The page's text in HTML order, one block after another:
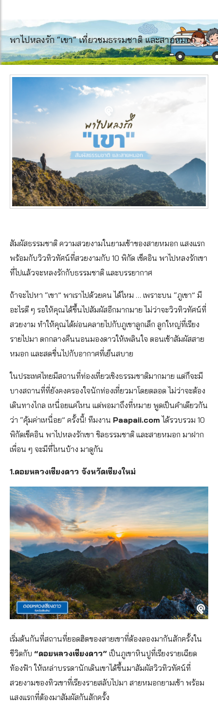
พาไปหลงรัก “เขา” เที่ยวชมธรรมชาติ และสายหมอก
สัมผัสธรรมชาติ ความสวยงามในยามเช้าของสายหมอก แสงแรก
พร้อมกับวิวทิวทัศน์ที่สวยงามกับ 10 พิกัด เช็คอิน พาไปหลงรักเขา
ที่ไปแล้วจะหลงรักกับธรรมชาติ และบรรยากาศ
ถ้าจะไปหา “เขา” พาเราไปด้วยคน ได้ไหม … เพราะบน “ภูเขา” มี
อะไรดี ๆ รอให้คุณได้ขึ้นไปสัมผัสอีกมากมาย ไม่ว่าจะวิวทิวทัศน์ที่
สวยงาม ทำให้คุณได้ผ่อนคลายไปกับภูเขาลูกเล็ก ลูกใหญ่ที่เรียง
รายไปมา ตกกลางคืนนอนมองดาวให้เพลินใจ ตอนเช้าสัมผัสสาย
หมอก และสดชื่นไปกับอากาศที่เย็นสบาย
ในประเทศไทยมีสถานที่ท่องเที่ยวเชิงธรรมชาติมากมาย แต่ก็จะมี
บางสถานที่ที่ยังคงครองใจนักท่องเที่ยวมาโดยตลอด ไม่ว่าจะต้อง
เดินทางไกล เหนื่อยแค่ไหน แต่พอมาถึงที่หมาย พูดเป็นคำเดียวกัน
ว่า “คุ้มค่าเหนื่อย” ครั้งนี้! ทีมงาน Paapaii.com ได้รวบรวม 10
พิกัดเช็คอิน พาไปหลงรักเขา ชิลธรรมชาติ และสายหมอก มาฝาก
เพื่อน ๆ จะมีที่ไหนบ้าง มาดูกัน
1.ดอยหลวงเชียงดาว จังหวัดเชียงใหม่
เริ่มต้นกันที่สถานที่ยอดฮิตของสายเขาที่ต้องลองมากันสักครั้งใน
ชีวิตกับ “ดอยหลวงเชียงดาว” เป็นภูเขาหินปูที่เรียงรายเฉียด
ท้องฟ้า ให้เหล่าบรรดานักเดินเขาได้ขึ้นมาสัมผัสวิวทิวทัศน์ที่
สวยงามของทิวเขาที่เรียงรายสลับไปมา สายหมอกยามเช้า พร้อม
แสงแรกที่ต้องมาสัมผัสกันสักครั้ง